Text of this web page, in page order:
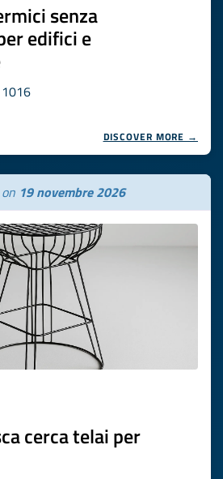
senza
edifici e
DISCOVER MORE →
19 novembre 2026
cerca telai per